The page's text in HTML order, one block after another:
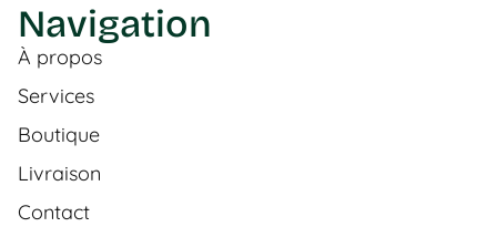
Navigation
À propos
Services
Boutique
Livraison
Contact